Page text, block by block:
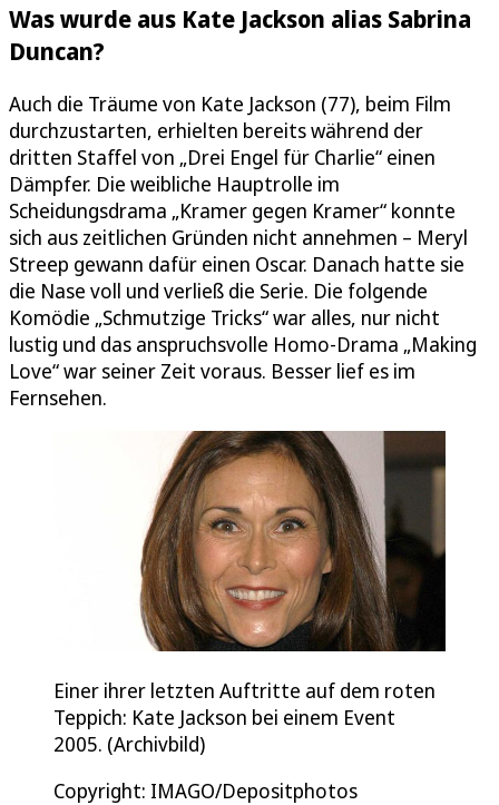
Was wurde aus Kate Jackson alias Sabrina
Duncan?
Auch die Träume von Kate Jackson (77), beim Film
durchzustarten, erhielten bereits während der
dritten Staffel von „Drei Engel für Charlie“ einen
Dämpfer. Die weibliche Hauptrolle im
Scheidungsdrama „Kramer gegen Kramer“ konnte
sich aus zeitlichen Gründen nicht annehmen – Meryl
Streep gewann dafür einen Oscar. Danach hatte sie
die Nase voll und verließ die Serie. Die folgende
Komödie „Schmutzige Tricks“ war alles, nur nicht
lustig und das anspruchsvolle Homo-Drama „Making
Love“ war seiner Zeit voraus. Besser lief es im
Fernsehen.
Einer ihrer letzten Auftritte auf dem roten
Teppich: Kate Jackson bei einem Event
2005. (Archivbild)
Copyright: IMAGO/Depositphotos